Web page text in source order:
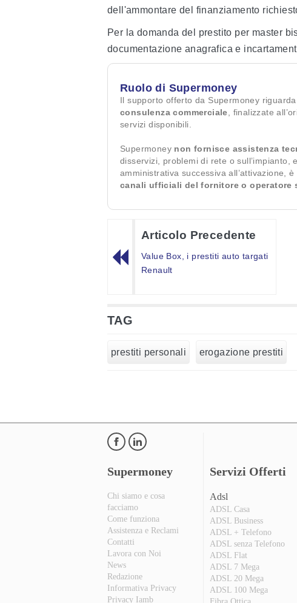
dell'ammontare del finanziamento
Per la domanda del prestito per master
documentazione anagrafica e
Ruolo di Supermoney
Il supporto offerto da Supermoney
consulenza commerciale, finalizzate
servizi disponibili.
Supermoney non fornisce assistenza
disservizi, problemi di rete o sull’impianto,
amministrativa successiva all’attivazione,
canali ufficiali del fornitore o operatore
Articolo Precedente
Value Box, i prestiti auto targati
Renault
TAG
prestiti personali erogazione prestiti
Supermoney
Chi siamo e cosa
facciamo
Come funziona
Assistenza e Reclami
Contatti
Lavora con Noi
News
Redazione
Informativa Privacy
Privacy Iamb
Servizi Offerti
Adsl
ADSL Casa
ADSL Business
ADSL + Telefono
ADSL senza Telefono
ADSL Flat
ADSL 7 Mega
ADSL 20 Mega
ADSL 100 Mega